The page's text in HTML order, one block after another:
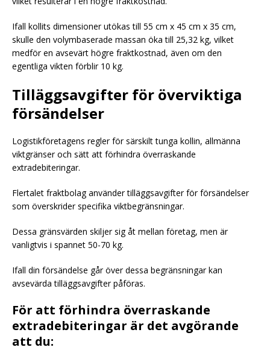
Ifall kollits dimensioner utökas till 55 cm x 45 cm x 35 cm,
skulle den volymbaserade massan öka till 25,32 kg, vilket
medför en avsevärt högre fraktkostnad, även om den
egentliga vikten förblir 10 kg.
Tilläggsavgifter för överviktiga
försändelser
Logistikföretagens regler för särskilt tunga kollin, allmänna
viktgränser och sätt att förhindra överraskande
extradebiteringar.
Flertalet fraktbolag använder tilläggsavgifter för försändelser
som överskrider specifika viktbegränsningar.
Dessa gränsvärden skiljer sig åt mellan företag, men är
vanligtvis i spannet 50-70 kg.
Ifall din försändelse går över dessa begränsningar kan
avsevärda tilläggsavgifter påföras.
För att förhindra överraskande
extradebiteringar är det avgörande
att du: